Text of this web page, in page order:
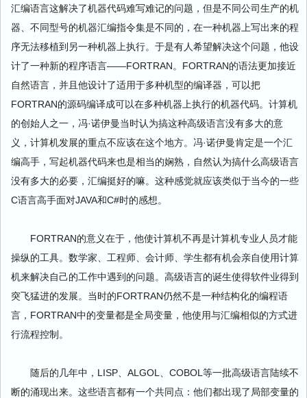
汇编语言这解决了机器代码难写难记的问题，但是不同公司生产的机
器、不同型号的机器汇编指令集是不同的，在一种机器上写出来的程
序无法移植到另一种机器上执行。于是有人希望解决这个问题，他设
计了一种新的程序语言——FORTRAN。FORTRAN的语法更加接近
自然语言，并且他设计了适用于多种机型的编译器，可以把
FORTRAN的源码编译成可以在多种机器上执行的机器代码。计算机
的创始人之一，冯·诺伊曼当时认为搞这种高级语言没有多大的意
义，计算机发展的重点不应该在这个地方。冯·诺伊曼肯定是一个汇
编高手，写起机器代码来也是相当的娴熟，自然认为搞什么高级语言
没有多大的必要，汇编挺好的嘛。这种感觉就应该类似于当今的一些
C语言高手面对JAVA和C#时的感想。
FORTRAN的意义在于，他使计算机不再是计算机专业人员才能
操纵的工具。数学家、工程师、会计师、学生都有机会亲自使用计算
机来解决自己的工作中遇到的问题。高级语言的诞生使得软件业得到
突飞猛进的发展。当时的FORTRAN仍然不是一种结构化的编程语
言，FORTRAN中的变量都是全局变量，他使用与汇编相似的方式进
行流程控制。
随后的几年中，LISP、ALGOL、COBOL等一批高级语言陆续不
断的涌现出来。这些语言都有一个共同点：他们都出现了局部变量的